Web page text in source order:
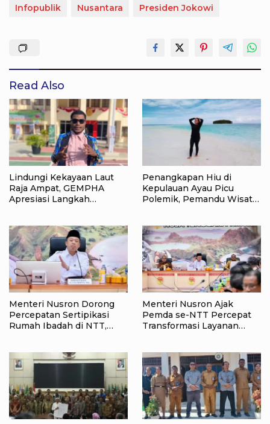
Infopublik Nusantara Presiden Jokowi
Read Also
Lindungi Kekayaan Laut
Raja Ampat, GEMPHA
Apresiasi Langkah
Penangkapan Hiu di
Kepulauan Ayau Picu
Polemik, Pemandu Wisata:
Menteri Nusron Dorong
Percepatan Sertipikasi
Rumah Ibadah di NTT,
Menteri Nusron Ajak
Pemda se-NTT Percepat
Transformasi Layanan
12 Hari